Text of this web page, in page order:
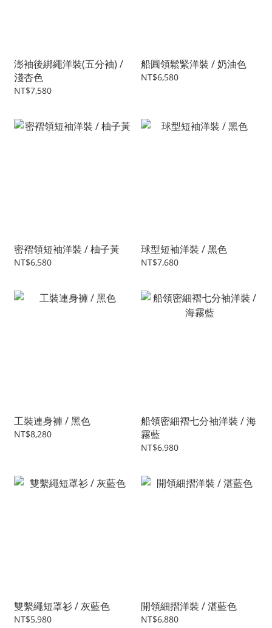
澎袖後綁繩洋裝(五分袖) /
淺杏色
NT$7,580
船圓領鬆緊洋裝 / 奶油色
NT$6,580
密褶領短袖洋裝 / 柚子黃
NT$6,580
球型短袖洋裝 / 黑色
NT$7,680
工裝連身褲 / 黑色
NT$8,280
船領密細褶七分袖洋裝 / 海
霧藍
NT$6,980
雙繫繩短罩衫 / 灰藍色
NT$5,980
開領細摺洋裝 / 湛藍色
NT$6,880